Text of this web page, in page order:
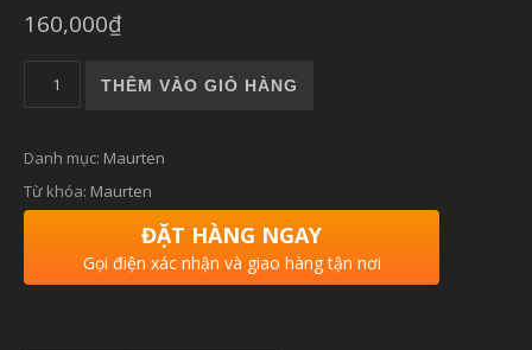
160,000₫
Gen năng lượng cao cấp Maurten GEN 100/CAF 100 số lượng
THÊM VÀO GIỎ HÀNG
Danh mục: Maurten
Từ khóa: Maurten
ĐẶT HÀNG NGAY
Gọi điện xác nhận và giao hàng tận nơi